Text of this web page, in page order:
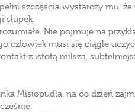
szczęścia wystarczy mu,
słupek.
Nie pojmuje na
człowiek musi się ciągle
z istotą milszą,
Misiopudla, na co dzień